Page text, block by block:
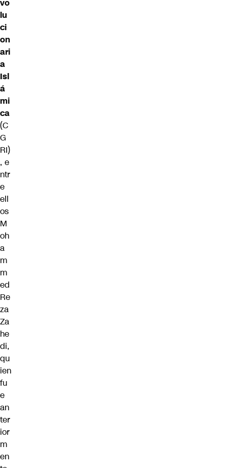
vo
lu
ci
on
ari
a
Isl
á
mi
ca
(C
G
RI)
, e
ntr
e
ell
os
M
oh
a
m
m
ed
Re
za
Za
he
di,
qu
ien
fu
e
an
ter
ior
m
en